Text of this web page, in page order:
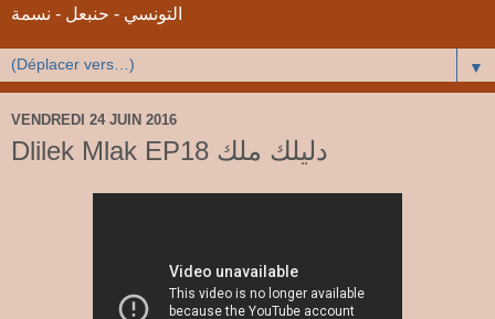
التونسي - حنبعل - نسمة
▼
VENDREDI 24 JUIN 2016
Dlilek Mlak EP18 دليلك ملك